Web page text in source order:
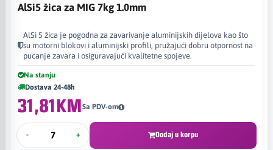
AlSi5 žica za MIG 7kg 1.0mm
AlSi 5 žica je pogodna za zavarivanje aluminijskih dijelova kao što
su motorni blokovi i aluminijski profili, pružajući dobru otpornost na
pucanje zavara i osiguravajući kvalitetne spojeve.
Na stanju
Dostava 24-48h
31,81KMSa PDV-om
- + Dodaj u korpu